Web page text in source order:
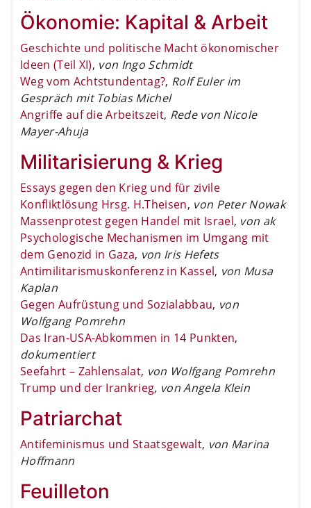
Ökonomie: Kapital & Arbeit
Geschichte und politische Macht ökonomischer
Ideen (Teil XI), von Ingo Schmidt
Weg vom Achtstundentag?, Rolf Euler im
Gespräch mit Tobias Michel
Angriffe auf die Arbeitszeit, Rede von Nicole
Mayer-Ahuja
Militarisierung & Krieg
Essays gegen den Krieg und für zivile
Konfliktlösung Hrsg. H.Theisen, von Peter Nowak
Massenprotest gegen Handel mit Israel, von ak
Psychologische Mechanismen im Umgang mit
dem Genozid in Gaza, von Iris Hefets
Antimilitarismuskonferenz in Kassel, von Musa
Kaplan
Gegen Aufrüstung und Sozialabbau, von
Wolfgang Pomrehn
Das Iran-USA-Abkommen in 14 Punkten,
dokumentiert
Seefahrt – Zahlensalat, von Wolfgang Pomrehn
Trump und der Irankrieg, von Angela Klein
Patriarchat
Antifeminismus und Staatsgewalt, von Marina
Hoffmann
Feuilleton